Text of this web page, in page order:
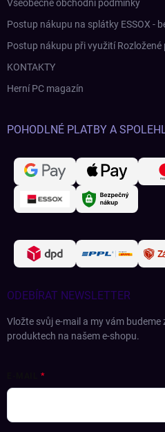
Všeobecné obchodní podmínky
Postup nákupu na splátky ESSOX -
Postup nákupu při využití Rozložené
KONTAKTY
Herní PC magazín
POHODLNÉ PLATBY A
ODEBÍRAT NEWSLETTER
Vložte svůj e-mail a my vám
produktech na našem e-shopu.